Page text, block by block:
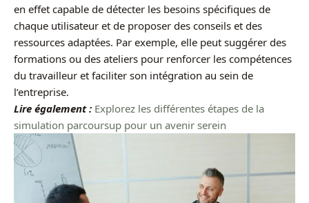
en effet capable de détecter les besoins spécifiques de
chaque utilisateur et de proposer des conseils et des
ressources adaptées. Par exemple, elle peut suggérer des
formations ou des ateliers pour renforcer les compétences
du travailleur et faciliter son intégration au sein de
l’entreprise.
Lire également : Explorez les différentes étapes de la
simulation parcoursup pour un avenir serein